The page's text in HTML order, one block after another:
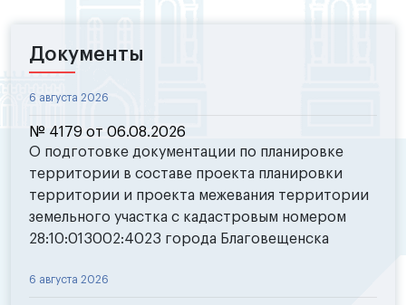
Документы
6 августа 2026
№ 4179 от 06.08.2026
О подготовке документации по планировке
территории в составе проекта планировки
территории и проекта межевания территории
земельного участка с кадастровым номером
28:10:013002:4023 города Благовещенска
6 августа 2026